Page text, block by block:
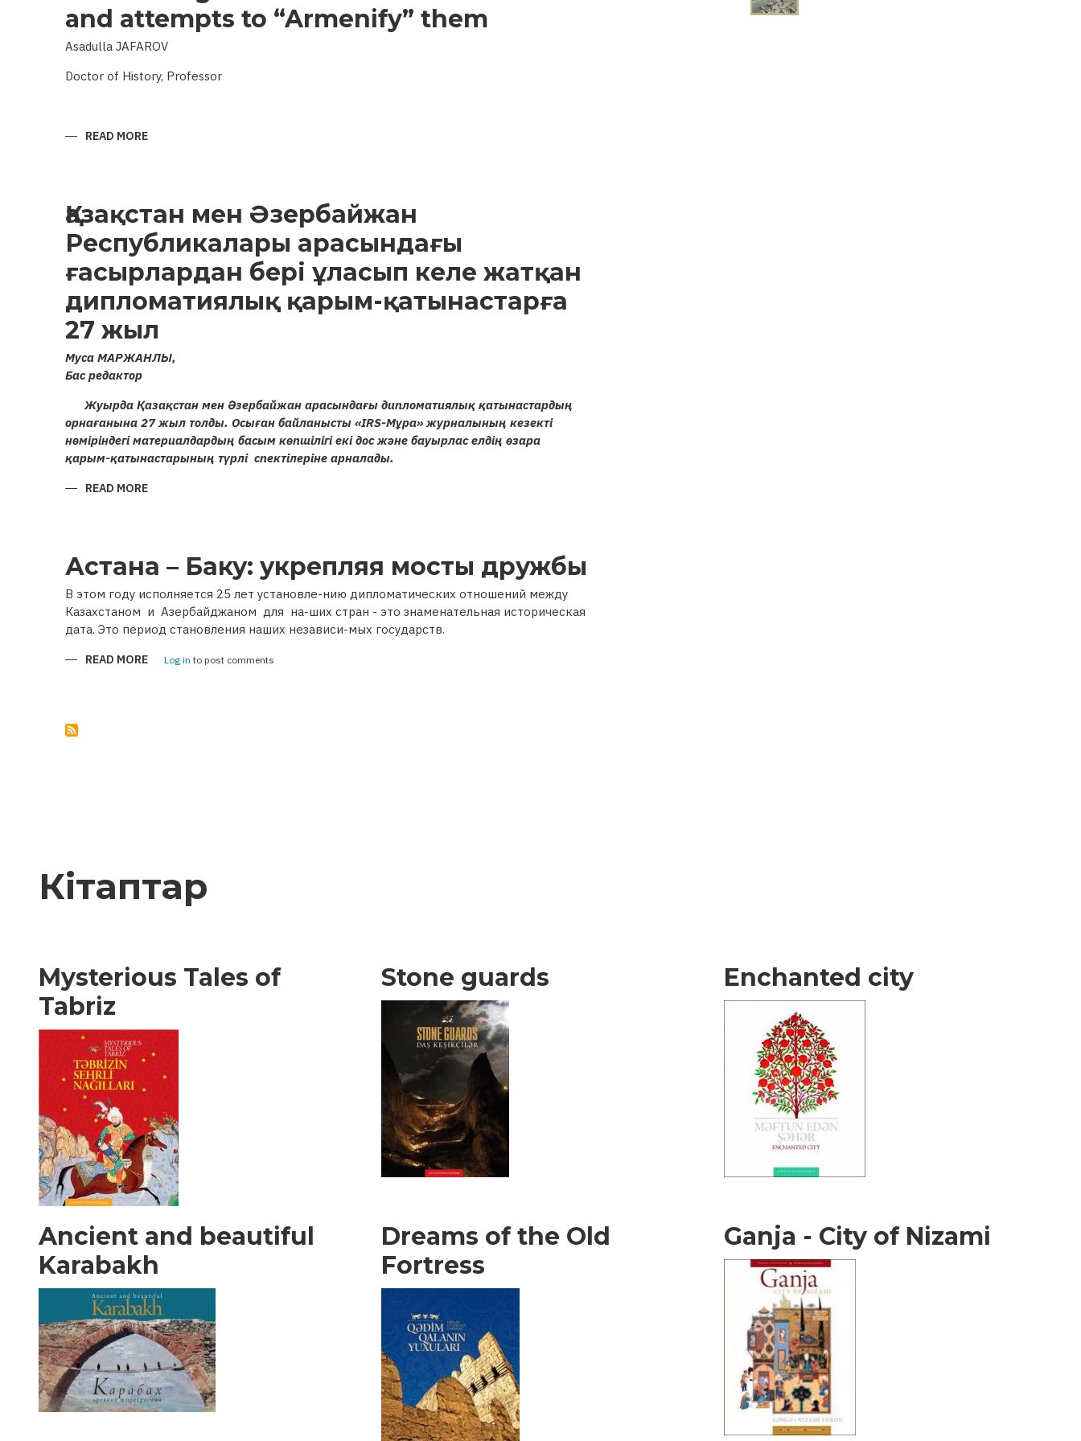
and attempts to “Armenify” them
Asadulla JAFAROV
Doctor of History, Professor
READ MORE
TO
“ARMENIFY”
THEM
Қазақстан мен Әзербайжан
Республикалары арасындағы
ғасырлардан бері ұласып келе жатқан
дипломатиялық қарым-қатынастарға
27 жыл
Муса МАРЖАНЛЫ,
Бас редактор
Жуырда Қазақстан мен Әзербайжан арасындағы дипломатиялық қатынастардың
орнағанына 27 жыл толды. Осыған байланысты «IRS-Мұра» журналының кезекті
нөміріндегі материалдардың басым көпшілігі екі дос және бауырлас елдің өзара
қарым-қатынастарының түрлі спектілеріне арналады.
READ MORE
ҒАСЫРЛАРДАН
БЕРІ
ҰЛАСЫП
КЕЛЕ
ЖАТҚАН
ДИПЛОМАТИЯЛЫҚ
ҚАРЫМ-
ҚАТЫНАСТАРҒА
ЖЫЛ
Астана – Баку: укрепляя мосты дружбы
В этом году исполняется 25 лет установле-нию дипломатических отношений между
Казахстаном и Азербайджаном для на-ших стран - это знаменательная историческая
дата. Это период становления наших независи-мых государств.
READ MORE ABOUT
Log in to post comments
Кітаптар
Mysterious Tales of
Tabriz
Stone guards Enchanted city
Ancient and beautiful
Karabakh
Dreams of the Old
Fortress
Ganja - City of Nizami